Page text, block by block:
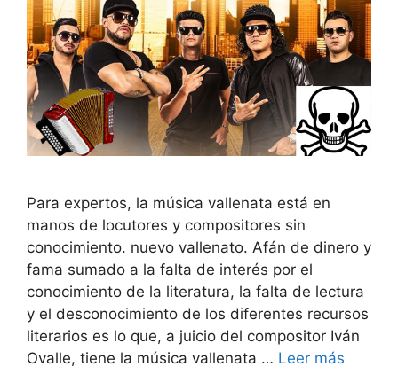
Para expertos, la música vallenata está en
manos de locutores y compositores sin
conocimiento. nuevo vallenato. Afán de dinero y
fama sumado a la falta de interés por el
conocimiento de la literatura, la falta de lectura
y el desconocimiento de los diferentes recursos
literarios es lo que, a juicio del compositor Iván
Ovalle, tiene la música vallenata … Leer más